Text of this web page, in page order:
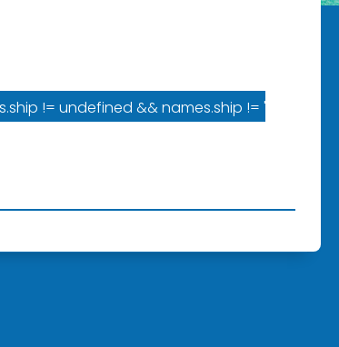
:'Varustamo']]
!= undefined && names.ship != '' ?